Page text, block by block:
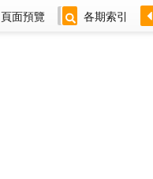
頁面預覽 各期索引